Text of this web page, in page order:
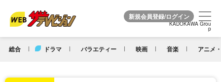
KADOKAWA Grou
p
総合 ドラマ バラエティー 映画 音楽 アニメ
KADOKAWA Grou
p